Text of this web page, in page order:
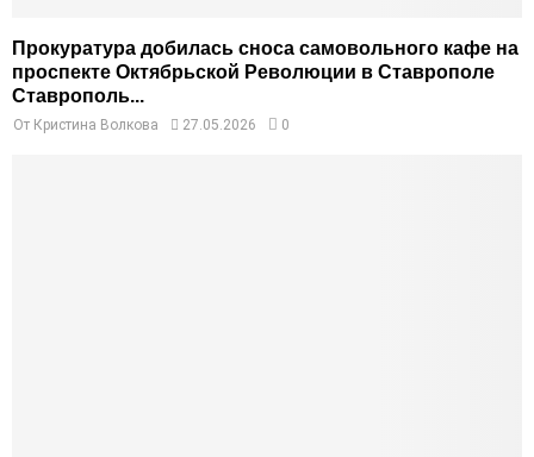
Прокуратура добилась сноса самовольного кафе на
проспекте Октябрьской Революции в Ставрополе
Ставрополь...
От Кристина Волкова 27.05.2026 0